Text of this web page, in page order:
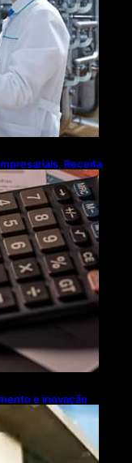
Receita
Tributária
e inovação
do agronegócio